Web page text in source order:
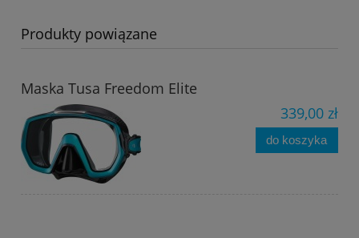
Produkty powiązane
Maska Tusa Freedom Elite
339,00 zł
do koszyka